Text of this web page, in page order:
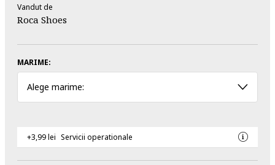
Vandut de
Roca Shoes
MARIME:
Alege marime:
+3,99 lei Servicii operationale